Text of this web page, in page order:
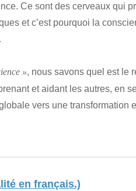
Ce sont des cerveaux qui
et c’est pourquoi la
», nous savons quel est le
et aidant les autres, en
vers une transformation
en français.)